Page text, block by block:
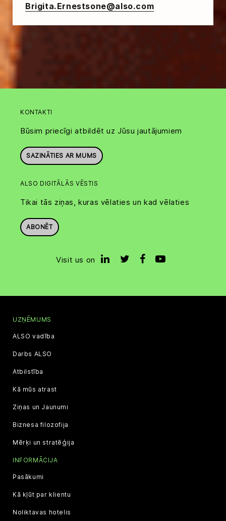
Brigita.Ernestsone@also.com
KONTAKTI
Būsim priecīgi atbildēt uz Jūsu jautājumiem
SAZINĀTIES AR MUMS
ALSO DIGITĀLĀS VĒSTIS
Tikai tās ziņas, kuras vēlaties un kad vēlaties
ABONĒT
Visit us on
UZŅĒMUMS
ALSO vadība
Darbs ALSO
Atbilstība
Kā mūs atrast
Ziņas un Jaunumi
Biznesa filozofija
Mērķi un stratēģija
INFORMĀCIJA
Pasākumi
Kā kļūt par klientu
Noliktavas hotelis